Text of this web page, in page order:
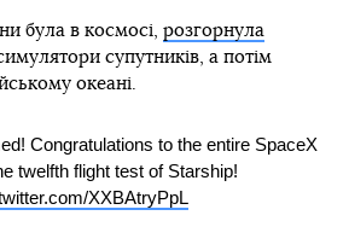
була в космосі, розгорнула
супутників, а потім
океані.
Congratulations to the entire SpaceX
twelfth flight test of Starship!
XXBAtryPpL